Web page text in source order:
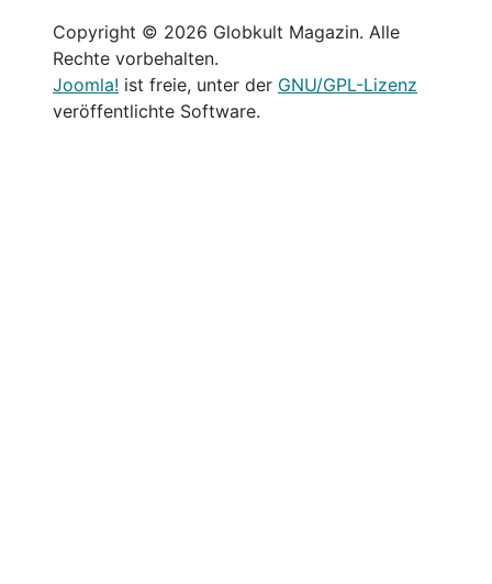
Copyright © 2026 Globkult Magazin. Alle
Rechte vorbehalten.
Joomla! ist freie, unter der GNU/GPL-Lizenz
veröffentlichte Software.